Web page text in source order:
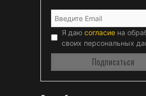
Я даю согласие на
своих персональных